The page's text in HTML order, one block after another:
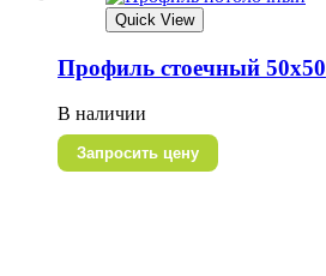
Quick View
Профиль стоечный 50х50
В наличии
Запросить цену